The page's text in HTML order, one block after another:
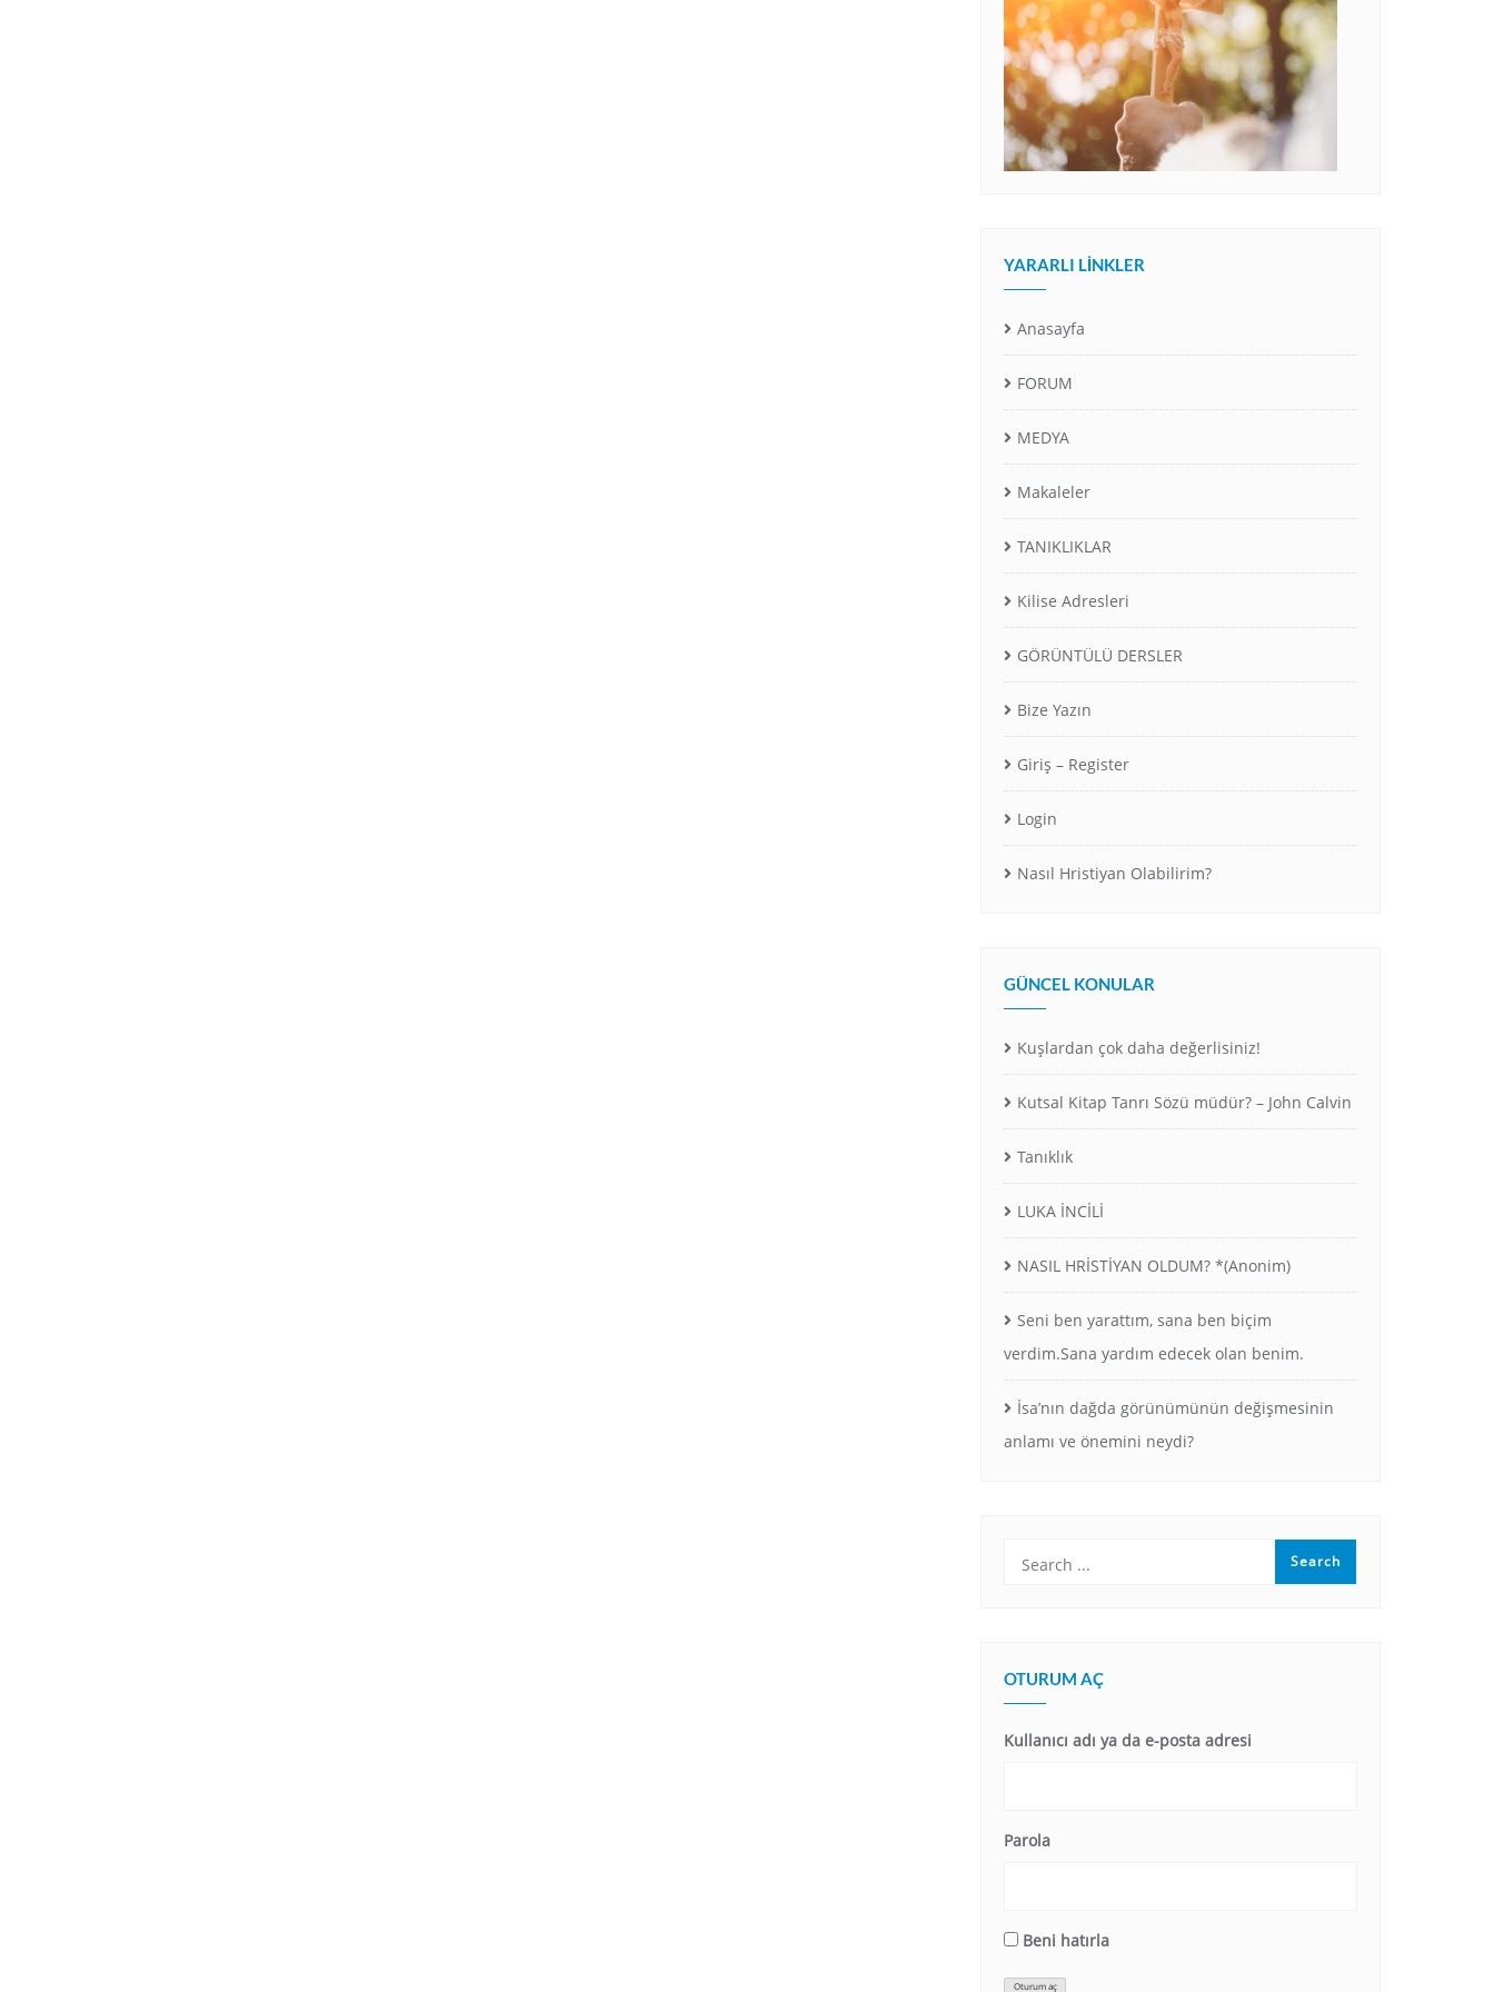
YARARLI LINKLER
Anasayfa
FORUM
MEDYA
Makaleler
TANIKLIKLAR
Kilise Adresleri
GÖRÜNTÜLÜ DERSLER
Bize Yazın
Giriş – Register
Login
Nasıl Hristiyan Olabilirim?
GÜNCEL KONULAR
Kuşlardan çok daha değerlisiniz!
Kutsal Kitap Tanrı Sözü müdür? – John Calvin
Tanıklık
LUKA İNCİLİ
NASIL HRİSTİYAN OLDUM? *(Anonim)
Seni ben yarattım, sana ben biçim
verdim.Sana yardım edecek olan benim.
İsa’nın dağda görünümünün değişmesinin
anlamı ve önemini neydi?
OTURUM AÇ
Kullanıcı adı ya da e-posta adresi
Parola
Beni hatırla
Oturum aç